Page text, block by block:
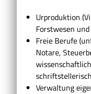
Urproduktion
Forstwesen
Freie Berufe
Notare,
Verwaltung